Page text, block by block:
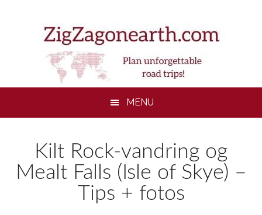
MENU
Kilt Rock-vandring og
Mealt Falls (Isle of Skye) –
Tips + fotos